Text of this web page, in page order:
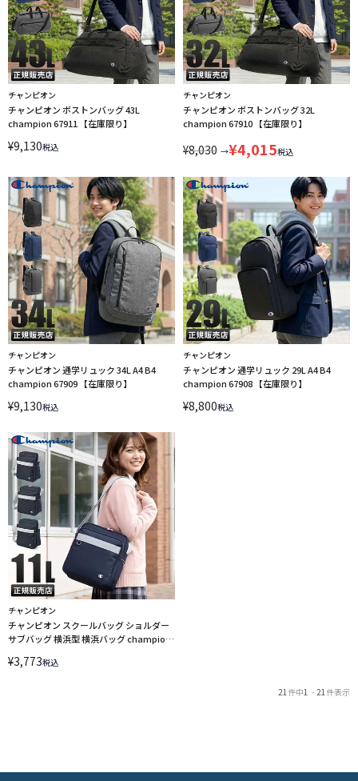
チャンピオン
チャンピオン ボストンバッグ 43L
champion 67911 【在庫限り】
¥9,130税込
チャンピオン
チャンピオン ボストンバッグ 32L
champion 67910 【在庫限り】
¥8,030 →¥4,015税込
チャンピオン
チャンピオン 通学リュック 34L A4 B4
champion 67909 【在庫限り】
¥9,130税込
チャンピオン
チャンピオン 通学リュック 29L A4 B4
champion 67908 【在庫限り】
¥8,800税込
チャンピオン
チャンピオン スクールバッグ ショルダー
サブバッグ 横浜型 横浜バッグ champion
¥3,773税込
21 件中1 - 21 件表示